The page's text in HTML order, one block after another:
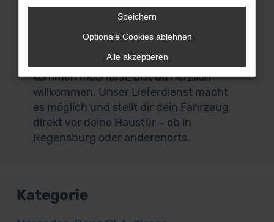
einheimischen Markt und ausdrücklich
nicht von EU-Importen. Auch, wenn du
uns nach Garching bei München
kommen möchtest, bist du herzlich
willkommen. Unser Lieferdienst macht
es möglich und stellt dir dein Fahrzeug
direkt vor deine Haustür – ob in
Regensburg oder anderenorts.
Kategorie
Speichern
Optionale Cookies ablehnen
Alle akzeptieren